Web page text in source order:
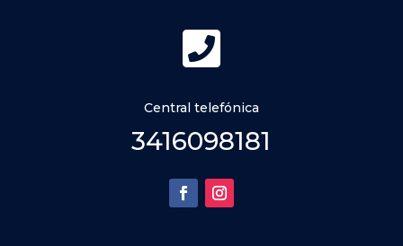

Central telefónica
3416098181